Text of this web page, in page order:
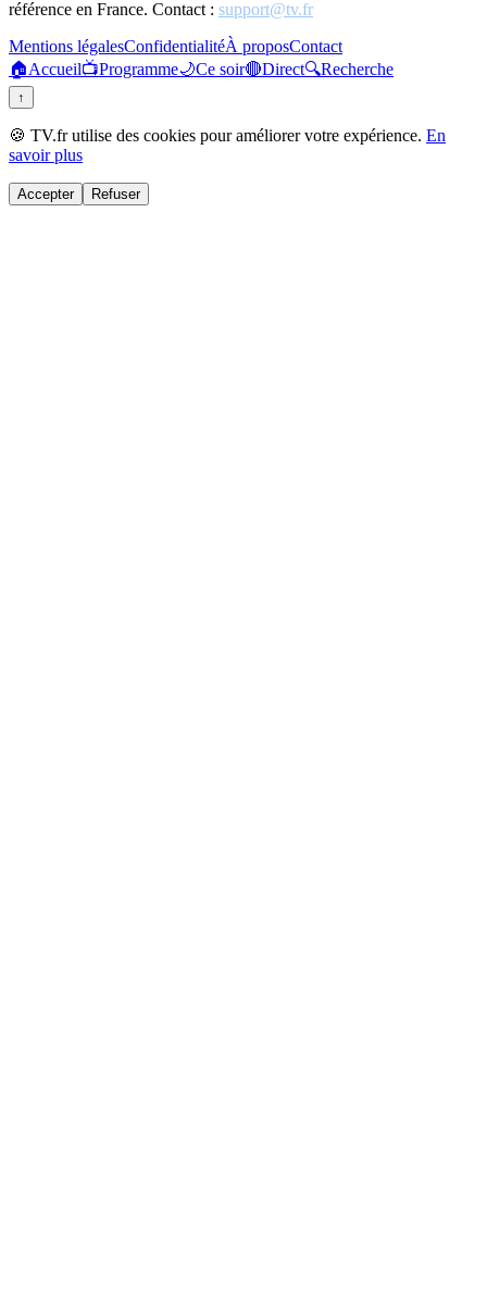
référence en France. Contact : support@tv.fr
Mentions légalesConfidentialitéÀ proposContact
🏠Accueil📺Programme🌙Ce soir🔴Direct🔍Recherche
↑
🍪 TV.fr utilise des cookies pour améliorer votre expérience. En
savoir plus
Accepter Refuser